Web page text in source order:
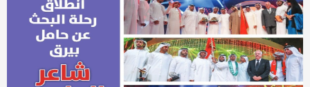
مقالات
عامة ومنوعات
طب وصحة